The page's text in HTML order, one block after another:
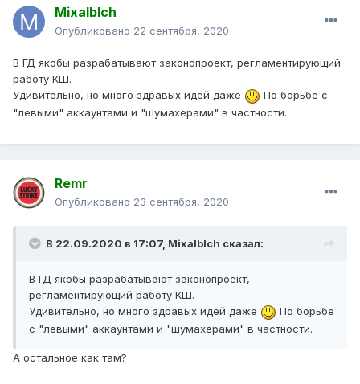
Mixalblch
Опубликовано 22 сентября, 2020
В ГД якобы разрабатывают законопроект, регламентирующий
работу КШ.
Удивительно, но много здравых идей даже
По борьбе с
"левыми" аккаунтами и "шумахерами" в частности.
Remr
Опубликовано 23 сентября, 2020
В 22.09.2020 в 17:07, Mixalblch сказал:
В ГД якобы разрабатывают законопроект,
регламентирующий работу КШ.
Удивительно, но много здравых идей даже
По борьбе
с "левыми" аккаунтами и "шумахерами" в частности.
А остальное как там?